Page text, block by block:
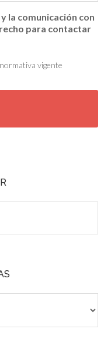
la comunicación con
para contactar
vigente